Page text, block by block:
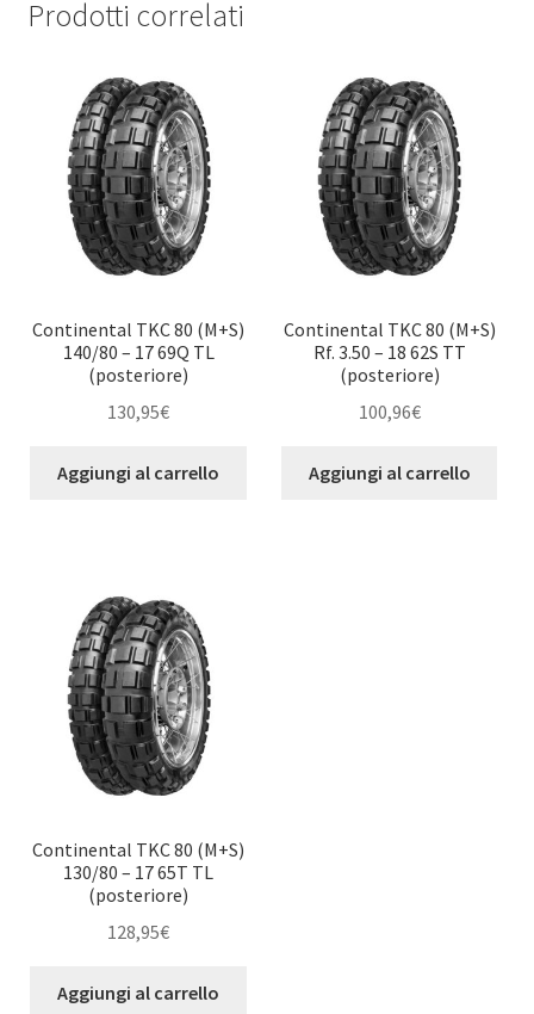
Prodotti correlati
Continental TKC 80 (M+S)
140/80 – 17 69Q TL
(posteriore)
130,95€
Aggiungi al carrello
Continental TKC 80 (M+S)
Rf. 3.50 – 18 62S TT
(posteriore)
100,96€
Aggiungi al carrello
Continental TKC 80 (M+S)
130/80 – 17 65T TL
(posteriore)
128,95€
Aggiungi al carrello